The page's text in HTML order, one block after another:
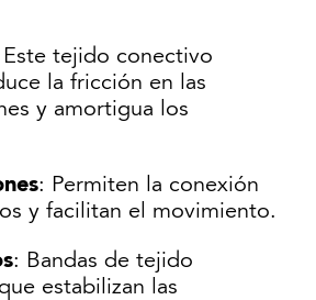
tejido conectivo
la fricción en las
y amortigua los
: Permiten la conexión
y facilitan el movimiento.
: Bandas de tejido
estabilizan las